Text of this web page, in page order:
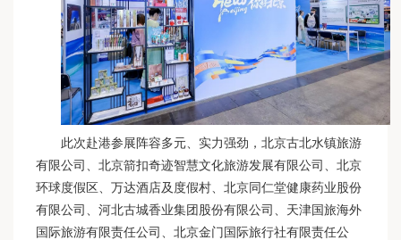
此次赴港参展阵容多元、实力强劲，北京古北水镇旅游
有限公司、北京箭扣奇迹智慧文化旅游发展有限公司、北京
环球度假区、万达酒店及度假村、北京同仁堂健康药业股份
有限公司、河北古城香业集团股份有限公司、天津国旅海外
国际旅游有限责任公司、北京金门国际旅行社有限责任公